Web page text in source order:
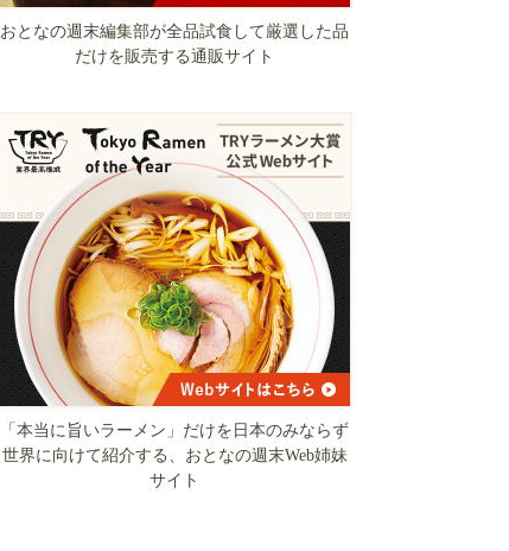
おとなの週末編集部が全品試食して厳選した品
だけを販売する通販サイト
「本当に旨いラーメン」だけを日本のみならず
世界に向けて紹介する、おとなの週末Web姉妹
サイト